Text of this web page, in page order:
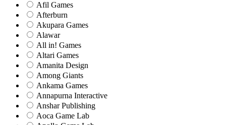
Afil Games
Afterburn
Akupara Games
Alawar
All in! Games
Altari Games
Amanita Design
Among Giants
Ankama Games
Annapurna Interactive
Anshar Publishing
Aoca Game Lab